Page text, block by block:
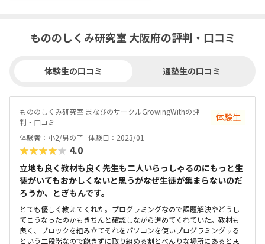
もののしくみ研究室 大阪府の評判・口コミ
体験生の口コミ 通塾生の口コミ
もののしくみ研究室 まなびのサークルGrowingWithの評
判・口コミ
体験生
体験者：小2/男の子 体験日：2023/01
★★★★★ 4.0
立地も良く教材も良く先生も二人いらっしゃるのにもっと生
徒がいてもおかしくないと思うがなぜ生徒が集まらないのだ
ろうか、とぎもんです。
とても優しく教えてくれた。プログラミングなので課題解決やどうし
てこうなったのかもきちんと確認しながら進めてくれていた。教材も
良く、ブロックを組み立てそれをパソコンを使いプログラミングする
という二段階なので飽きずに取り組める割とべんりな場所にあると思